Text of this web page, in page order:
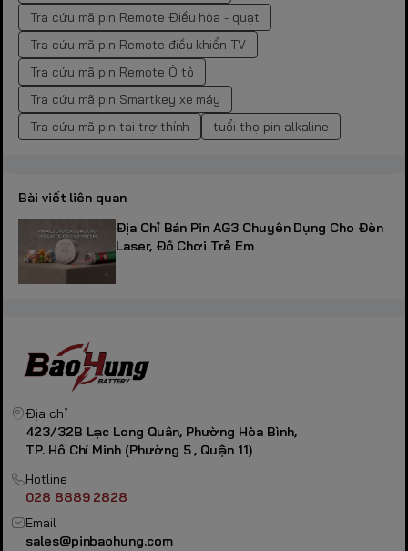
Tra cứu mã pin Remote Điều hòa - quạt
Tra cứu mã pin Remote điều khiển TV
Tra cứu mã pin Remote Ô tô
Tra cứu mã pin Smartkey xe máy
Tra cứu mã pin tai trợ thính
tuổi thọ pin alkaline
Bài viết liên quan
Địa Chỉ Bán Pin AG3 Chuyên Dụng Cho Đèn
Laser, Đồ Chơi Trẻ Em
Địa chỉ
423/32B Lạc Long Quân, Phường Hòa Bình,
TP. Hồ Chí Minh (Phường 5 , Quận 11)
Hotline
028 8889 2828
Email
sales@pinbaohung.com